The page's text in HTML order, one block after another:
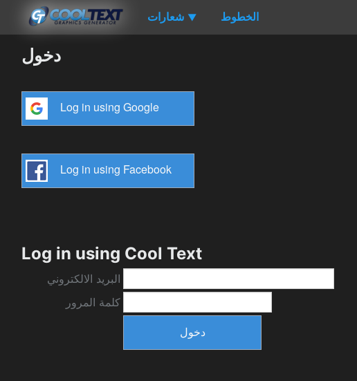
شعارات ▼ الخطوط
دخول
Log in using Google
Log in using Facebook
Log in using Cool Text
البريد الالكتروني
كلمة المرور
دخول